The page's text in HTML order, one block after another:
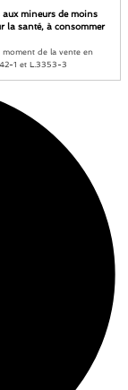
aux mineurs de moins
la santé, à consommer
moment de la vente en
1 et L.3353-3